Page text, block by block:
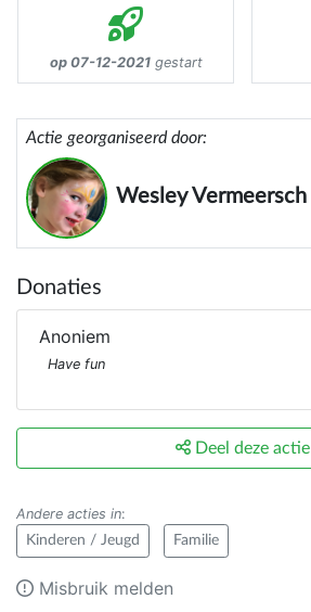
op 07-12-2021gestart
Actie georganiseerd door:
Wesley Vermeersch
Donaties
Anoniem
Have fun
Deel deze actie
Andere acties in:
Kinderen / Jeugd Familie
Misbruik melden